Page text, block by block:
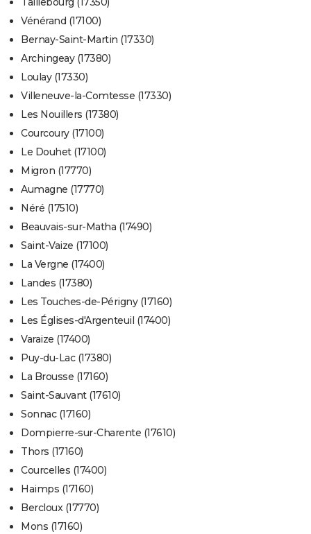
Vénérand (17100)
Bernay-Saint-Martin (17330)
Archingeay (17380)
Loulay (17330)
Villeneuve-la-Comtesse (17330)
Les Nouillers (17380)
Courcoury (17100)
Le Douhet (17100)
Migron (17770)
Aumagne (17770)
Néré (17510)
Beauvais-sur-Matha (17490)
Saint-Vaize (17100)
La Vergne (17400)
Landes (17380)
Les Touches-de-Périgny (17160)
Les Églises-d'Argenteuil (17400)
Varaize (17400)
Puy-du-Lac (17380)
La Brousse (17160)
Saint-Sauvant (17610)
Sonnac (17160)
Dompierre-sur-Charente (17610)
Thors (17160)
Courcelles (17400)
Haimps (17160)
Bercloux (17770)
Mons (17160)